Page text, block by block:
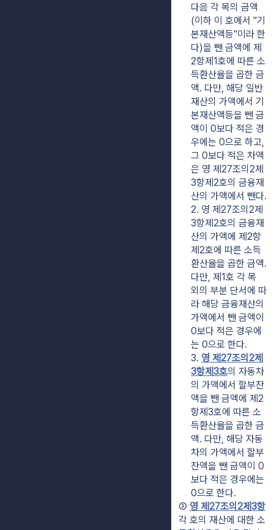
다음 각 목의 금액
(이하 이 호에서 "기
본재산액등"이라 한
다)을 뺀 금액에 제
2항제1호에 따른 소
득환산율을 곱한 금
액. 다만, 해당 일반
재산의 가액에서 기
본재산액등을 뺀 금
액이 0보다 적은 경
우에는 0으로 하고,
그 0보다 적은 차액
은 영 제27조의2제
3항제2호의 금융재
산의 가액에서 뺀다.
2. 영 제27조의2제
3항제2호의 금융재
산의 가액에 제2항
제2호에 따른 소득
환산율을 곱한 금액.
다만, 제1호 각 목
외의 부분 단서에 따
라 해당 금융재산의
가액에서 뺀 금액이
0보다 적은 경우에
는 0으로 한다.
3. 영 제27조의2제
3항제3호의 자동차
의 가액에서 할부잔
액을 뺀 금액에 제2
항제3호에 따른 소
득환산율을 곱한 금
액. 다만, 해당 자동
차의 가액에서 할부
잔액을 뺀 금액이 0
보다 적은 경우에는
0으로 한다.
② 영 제27조의2제3항
각 호의 재산에 대한 소